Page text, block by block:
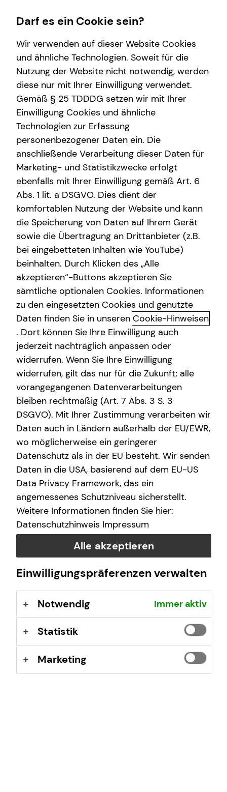
Wissenswertes
Interview
Über tecis
Podcast
teamzukunft
Finanzberatung
Spezialisten-Netzwerk
Kapitalanlage Immobilien
Immobilienfinanzierung
Investment
Private Krankenvorsorge
Arbeitskraftabsicherung
Altersvorsorge
Betriebliche Altersvorsorge
Gewerbliche Versicherungen
Service
Kundenportal
Schadenabwicklung
Karriere
Karrierechancen
Ausbildung
Trainee
Praktikum
Teamassistenz
Direkteinstieg
Dominik Göbel
Dominik Göbel
Divisional Manager
in Gießen und Umgebung
Das ist tecis
Wir sind tecis, die Finanzberatung deiner Generation –
und begleiten dich auf deinem Weg in eine finanziell
selbstbestimmte Zukunft.
Mehr erfahren
Darf es ein Cookie sein?
Wir verwenden auf dieser Website Cookies
und ähnliche Technologien. Soweit für die
Nutzung der Website nicht notwendig, werden
diese nur mit Ihrer Einwilligung verwendet.
Gemäß § 25 TDDDG setzen wir mit Ihrer
Einwilligung Cookies und ähnliche
Technologien zur Erfassung
personenbezogener Daten ein. Die
anschließende Verarbeitung dieser Daten für
Marketing- und Statistikzwecke erfolgt
ebenfalls mit Ihrer Einwilligung gemäß Art. 6
Abs. 1 lit. a DSGVO. Dies dient der
komfortablen Nutzung der Website und kann
die Speicherung von Daten auf Ihrem Gerät
sowie die Übertragung an Drittanbieter (z.B.
bei eingebetteten Inhalten wie YouTube)
beinhalten. Durch Klicken des „Alle
akzeptieren“-Buttons akzeptieren Sie
sämtliche optionalen Cookies. Informationen
zu den eingesetzten Cookies und genutzte
Daten finden Sie in unseren Cookie-Hinweisen
. Dort können Sie Ihre Einwilligung auch
jederzeit nachträglich anpassen oder
widerrufen. Wenn Sie Ihre Einwilligung
widerrufen, gilt das nur für die Zukunft; alle
vorangegangenen Datenverarbeitungen
bleiben rechtmäßig (Art. 7 Abs. 3 S. 3
DSGVO). Mit Ihrer Zustimmung verarbeiten wir
Daten auch in Ländern außerhalb der EU/EWR,
wo möglicherweise ein geringerer
Datenschutz als in der EU besteht. Wir senden
Daten in die USA, basierend auf dem EU-US
Data Privacy Framework, das ein
angemessenes Schutzniveau sicherstellt.
Weitere Informationen finden Sie hier:
Datenschutzhinweis Impressum
Alle akzeptieren
Einwilligungspräferenzen verwalten
Notwendig Immer aktiv
Statistik
Marketing